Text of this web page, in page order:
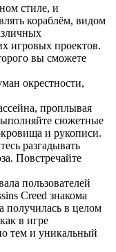
стиле, и
кораблём, видом
игровых проектов.
вы сможете
окрестности,
проплывая
сюжетные
и рукописи.
разгадывать
Повстречайте
пользователей
Creed знакома
получилась в целом
в игре
тем и уникальный